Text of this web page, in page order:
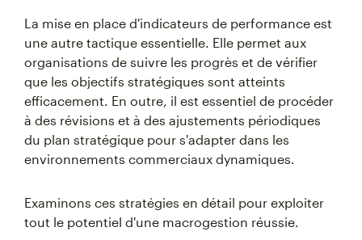
La mise en place d'indicateurs de performance est
une autre tactique essentielle. Elle permet aux
organisations de suivre les progrès et de vérifier
que les objectifs stratégiques sont atteints
efficacement. En outre, il est essentiel de procéder
à des révisions et à des ajustements périodiques
du plan stratégique pour s'adapter dans les
environnements commerciaux dynamiques.
Examinons ces stratégies en détail pour exploiter
tout le potentiel d'une macrogestion réussie.